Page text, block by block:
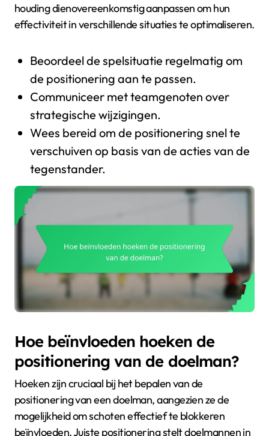
houding dienovereenkomstig aanpassen om hun
effectiviteit in verschillende situaties te optimaliseren.
Beoordeel de spelsituatie regelmatig om
de positionering aan te passen.
Communiceer met teamgenoten over
strategische wijzigingen.
Wees bereid om de positionering snel te
verschuiven op basis van de acties van de
tegenstander.
Hoe beïnvloeden hoeken de
positionering van de doelman?
Hoeken zijn cruciaal bij het bepalen van de
positionering van een doelman, aangezien ze de
mogelijkheid om schoten effectief te blokkeren
beïnvloeden. Juiste positionering stelt doelmannen in